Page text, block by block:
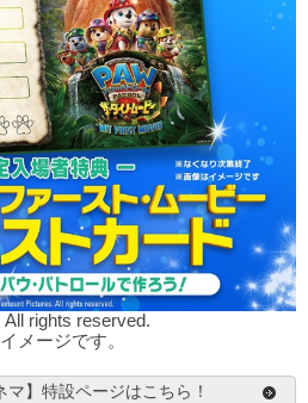
rights reserved.
メージです。
マ】特設ページはこちら！